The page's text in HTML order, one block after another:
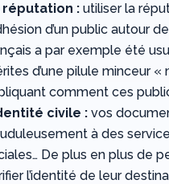
réputation : utiliser la
d’un public autour
a par exemple été
d’une pilule minceur
comment ces
civile : vos
à des
De plus en plus de
l’identité de leur